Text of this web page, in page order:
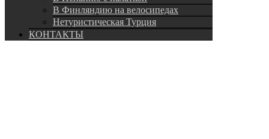
В Финляндию на велосипедах
Нетуристическая Турция
КОНТАКТЫ